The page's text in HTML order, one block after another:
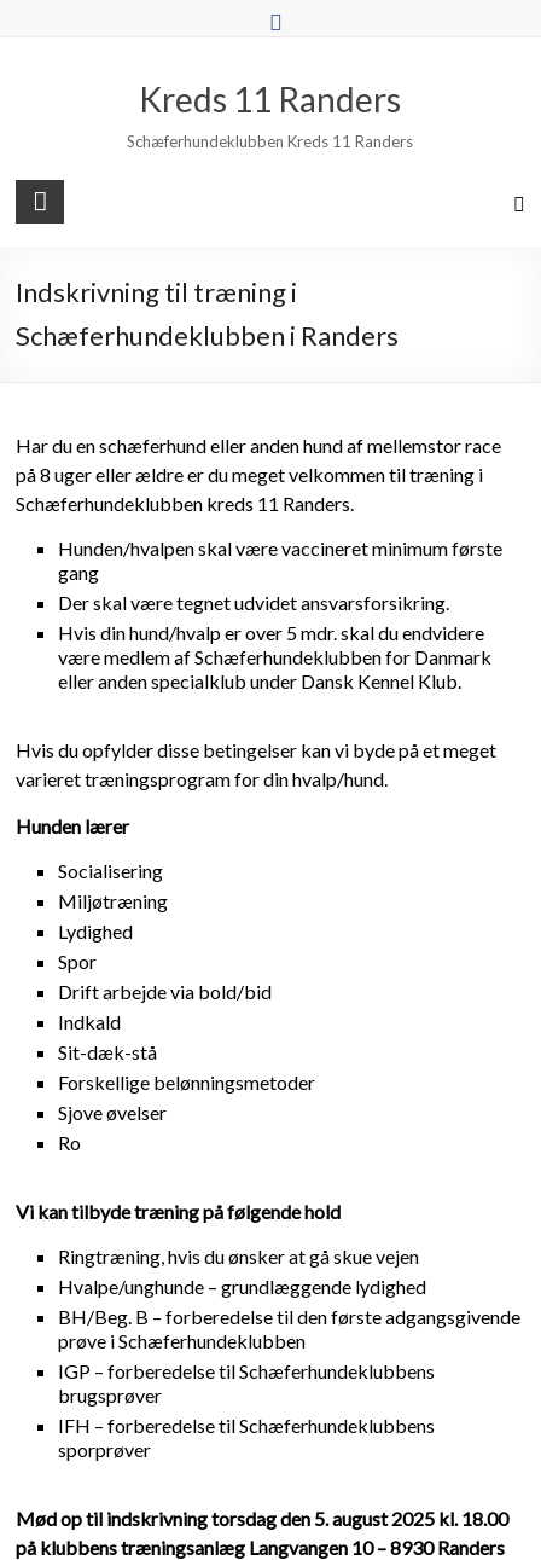
Kreds 11 Randers
Schæferhundeklubben Kreds 11 Randers
Indskrivning til træning i
Schæferhundeklubben i Randers
Har du en schæferhund eller anden hund af mellemstor race
på 8 uger eller ældre er du meget velkommen til træning i
Schæferhundeklubben kreds 11 Randers.
Hunden/hvalpen skal være vaccineret minimum første
gang
Der skal være tegnet udvidet ansvarsforsikring.
Hvis din hund/hvalp er over 5 mdr. skal du endvidere
være medlem af Schæferhundeklubben for Danmark
eller anden specialklub under Dansk Kennel Klub.
Hvis du opfylder disse betingelser kan vi byde på et meget
varieret træningsprogram for din hvalp/hund.
Hunden lærer
Socialisering
Miljøtræning
Lydighed
Spor
Drift arbejde via bold/bid
Indkald
Sit-dæk-stå
Forskellige belønningsmetoder
Sjove øvelser
Ro
Vi kan tilbyde træning på følgende hold
Ringtræning, hvis du ønsker at gå skue vejen
Hvalpe/unghunde – grundlæggende lydighed
BH/Beg. B – forberedelse til den første adgangsgivende
prøve i Schæferhundeklubben
IGP – forberedelse til Schæferhundeklubbens
brugsprøver
IFH – forberedelse til Schæferhundeklubbens
sporprøver
Mød op til indskrivning torsdag den 5. august 2025 kl. 18.00
på klubbens træningsanlæg Langvangen 10 – 8930 Randers